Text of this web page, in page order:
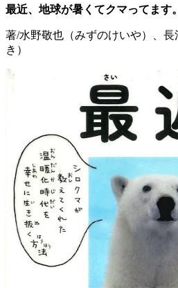
最近、地球が暑くてクマってます。
著/水野敬也（みずのけいや）、
き）